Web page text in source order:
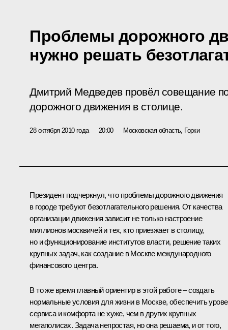
Проблемы дорожного
нужно решать
Дмитрий Медведев провёл совещание
дорожного движения в столице.
28 октября 2010 года 20:00 Московская область, Горки
Президент подчеркнул, что проблемы дорожного движения
в городе требуют безотлагательного решения. От качества
организации движения зависит не только настроение
миллионов москвичей и тех, кто приезжает в столицу,
но и функционирование институтов власти, решение таких
крупных задач, как создание в Москве международного
финансового центра.
В то же время главный ориентир в этой работе – создать
нормальные условия для жизни в Москве, обеспечить
сервиса и комфорта не хуже, чем в других крупных
мегаполисах. Задача непростая, но она решаема, и от того,